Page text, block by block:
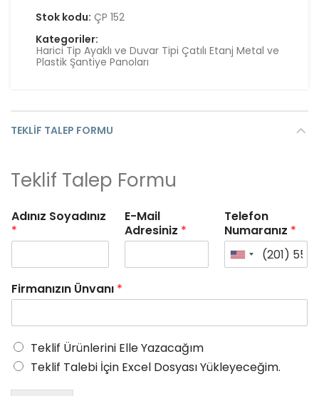
Stok kodu: ÇP 152
Kategoriler:
Harici Tip Ayaklı ve Duvar Tipi Çatılı Etanj Metal ve
Plastik Şantiye Panoları
TEKLIF TALEP FORMU
Teklif Talep Formu
Adınız Soyadınız
*
E-Mail
Adresiniz *
Telefon
Numaranız *
Firmanızın Ünvanı *
Teklif Ürünlerini Elle Yazacağım
Teklif Talebi İçin Excel Dosyası Yükleyeceğim.